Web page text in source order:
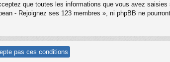
que toutes les informations que vous avez
- Rejoignez ses 123 membres », ni phpBB ne